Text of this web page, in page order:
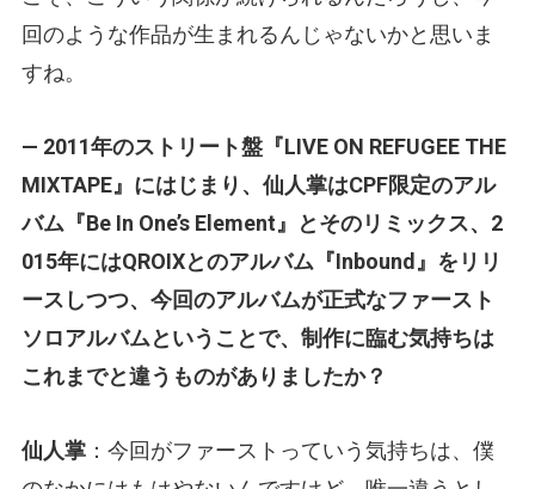
回のような作品が生まれるんじゃないかと思いま
すね。
— 2011年のストリート盤『LIVE ON REFUGEE THE
MIXTAPE』にはじまり、仙人掌はCPF限定のアル
バム『Be In One’s Element』とそのリミックス、2
015年にはQROIXとのアルバム『Inbound』をリリ
ースしつつ、今回のアルバムが正式なファースト
ソロアルバムということで、制作に臨む気持ちは
これまでと違うものがありましたか？
仙人掌 ：今回がファーストっていう気持ちは、僕